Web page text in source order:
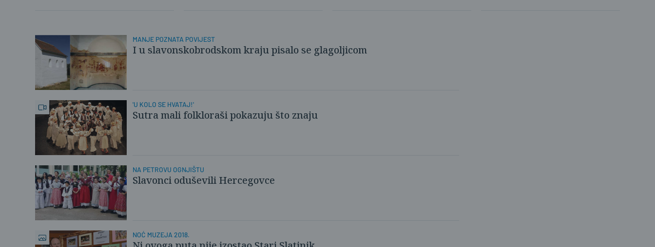
MANJE POZNATA POVIJEST
I u slavonskobrodskom kraju pisalo se glagoljicom
'U KOLO SE HVATAJ!'
Sutra mali folkloraši pokazuju što znaju
NA PETROVU OGNJIŠTU
Slavonci oduševili Hercegovce
NOĆ MUZEJA 2018.